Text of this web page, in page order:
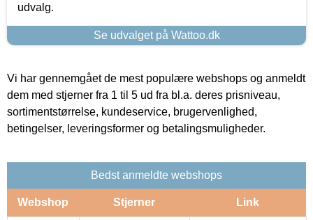
udvalg.
Se udvalget på Wattoo.dk
Vi har gennemgået de mest populære webshops og anmeldt
dem med stjerner fra 1 til 5 ud fra bl.a. deres prisniveau,
sortimentstørrelse, kundeservice, brugervenlighed,
betingelser, leveringsformer og betalingsmuligheder.
Bedst anmeldte webshops
Webshop Stjerner Link